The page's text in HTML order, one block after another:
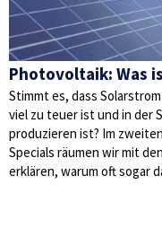
Photovoltaik: Was
Stimmt es, dass
viel zu teuer ist und in der
produzieren ist? Im
Specials räumen wir mit
erklären, warum oft sogar